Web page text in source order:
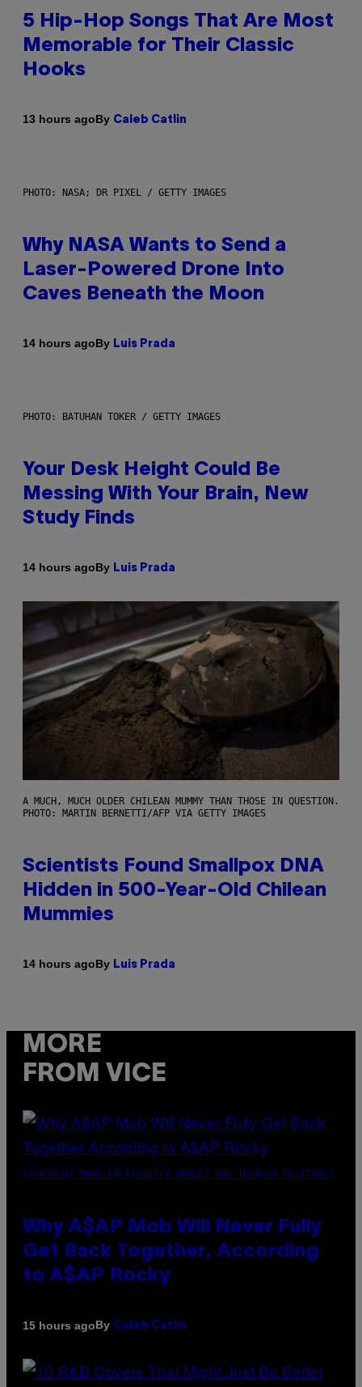
5 Hip-Hop Songs That Are Most
Memorable for Their Classic
Hooks
13 hours agoBy Caleb Catlin
PHOTO: NASA; DR PIXEL / GETTY IMAGES
Why NASA Wants to Send a
Laser-Powered Drone Into
Caves Beneath the Moon
14 hours agoBy Luis Prada
PHOTO: BATUHAN TOKER / GETTY IMAGES
Your Desk Height Could Be
Messing With Your Brain, New
Study Finds
14 hours agoBy Luis Prada
A MUCH, MUCH OLDER CHILEAN MUMMY THAN THOSE IN QUESTION.
PHOTO: MARTIN BERNETTI/AFP VIA GETTY IMAGES
Scientists Found Smallpox DNA
Hidden in 500-Year-Old Chilean
Mummies
14 hours agoBy Luis Prada
MORE
FROM VICE
(PHOTO BY NOAM GALAI/GETTY IMAGES FOR TRIBECA FESTIVAL)
Why A$AP Mob Will Never Fully
Get Back Together, According
to A$AP Rocky
15 hours agoBy Caleb Catlin